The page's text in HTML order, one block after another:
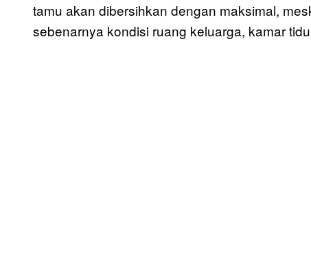
tamu akan dibersihkan dengan maksimal,
sebenarnya kondisi ruang keluarga, kamar